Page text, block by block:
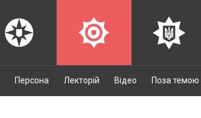
Персона Лекторій Відео Поза темою